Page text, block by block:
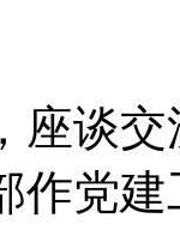
座谈
作党